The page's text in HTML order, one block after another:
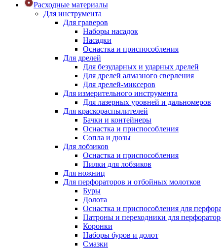
Расходные материалы
Для инструмента
Для граверов
Наборы насадок
Насадки
Оснастка и приспособления
Для дрелей
Для безударных и ударных дрелей
Для дрелей алмазного сверления
Для дрелей-миксеров
Для измерительного инструмента
Для лазерных уровней и дальномеров
Для краскораспылителей
Бачки и контейнеры
Оснастка и приспособления
Сопла и дюзы
Для лобзиков
Оснастка и приспособления
Пилки для лобзиков
Для ножниц
Для перфораторов и отбойных молотков
Буры
Долота
Оснастка и приспособления для
Патроны и переходники для
Коронки
Наборы буров и долот
Смазки